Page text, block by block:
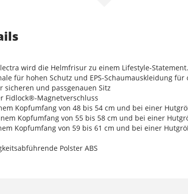
wird die Helmfrisur zu einem Lifestyle-Statement.
für hohen Schutz und EPS-Schaumauskleidung
sicheren und passgenauen Sitz
Fidlock®-Magnetverschluss
Kopfumfang von 48 bis 54 cm und bei einer
Kopfumfang von 55 bis 58 cm und bei einer
Kopfumfang von 59 bis 61 cm und bei einer
Polster ABS